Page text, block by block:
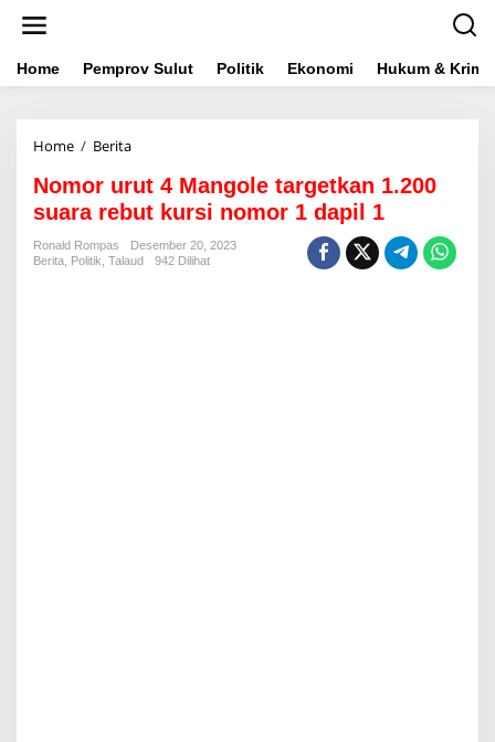
t
Home Pemprov Sulut Politik Ekonomi Hukum &
Home / Berita
m
o
r
u
r
Nomor urut 4 Mangole targetkan 1.200
suara rebut kursi nomor 1 dapil 1
Ronald Rompas
Desember 20, 2023
Berita Politik Talaud 942 Dilihat